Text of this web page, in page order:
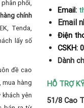
phối,
hàng chính
Tenda,
lấy số
đề cao
mua hàng
yên
Email:
Email
Điện
CSKH:
Dành
HỖ TRỢ
51/8 Cao